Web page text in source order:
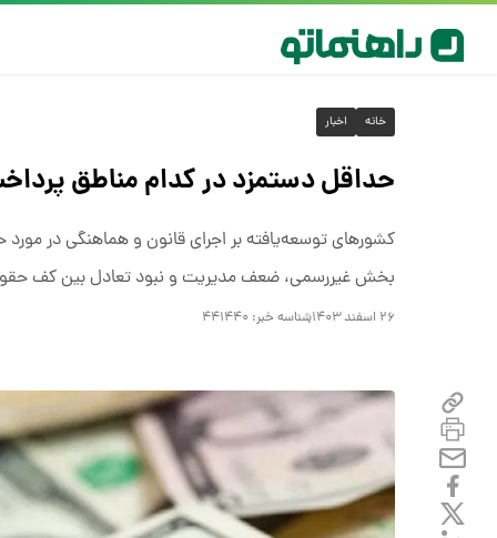
خانه اخبار
حداقل دستمزد در کدام مناطق
کشورهای توسعه‌یافته بر اجرای قانون و هماهنگی در
بخش غیررسمی، ضعف مدیریت و نبود تعادل بین کف
۲۶ اسفند ۱۴۰۳ شناسه خبر: ۴۴۱۴۴۰